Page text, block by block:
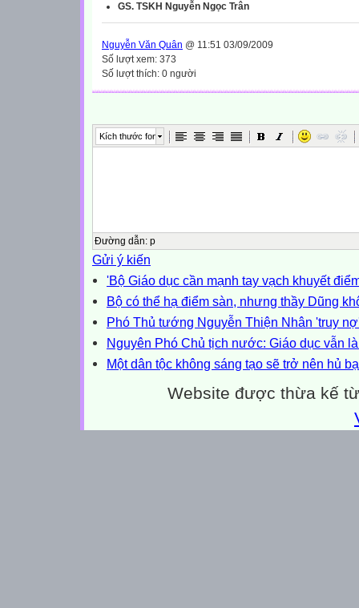
GS. TSKH Nguyễn Ngọc Trân
Nguyễn Văn Quân @ 11:51 03/09/2009
Số lượt xem: 373
Số lượt thích: 0 người
Kích thước font
Đường dẫn: p
Gửi ý kiến
'Bộ Giáo dục cần mạnh tay vạch khuyết
Bộ có thể hạ điểm sàn, nhưng thầy Dũng
Phó Thủ tướng Nguyễn Thiện Nhân 'truy
Nguyên Phó Chủ tịch nước: Giáo dục vẫn
Một dân tộc không sáng tạo sẽ trở nên hủ
Website được thừa kế